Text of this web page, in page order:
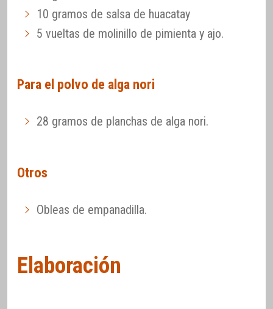
10 gramos de salsa de huacatay
5 vueltas de molinillo de pimienta y ajo.
Para el polvo de alga nori
28 gramos de planchas de alga nori.
Otros
Obleas de empanadilla.
Elaboración